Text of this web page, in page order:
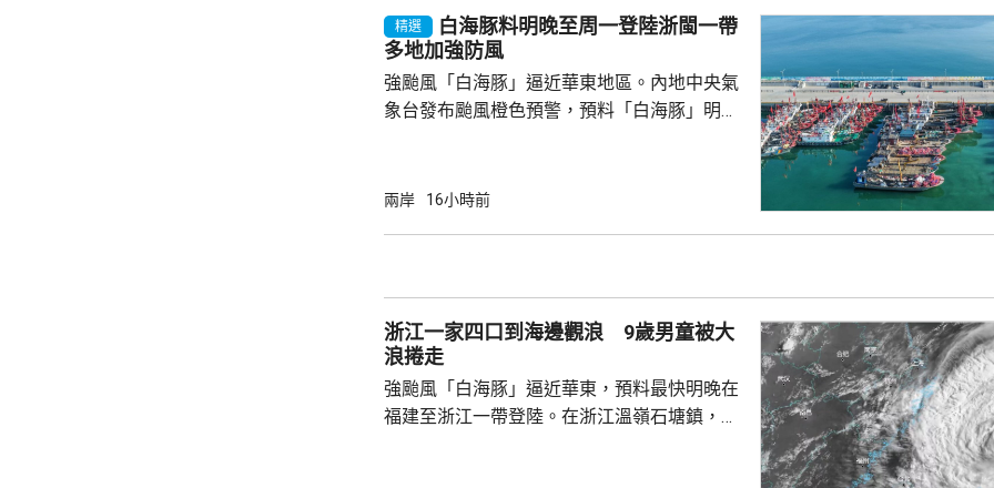
市亦超過170毫米，預料北部地區雨勢要到今
晚過後才會緩和。 目前只有連江縣和桃園市的
復興區停工停課，網上有民眾批評...
精選
白海豚料明晚至周一登陸浙閩一帶
多地加強防風
強颱風「白海豚」逼近華東地區。內地中央氣
象台發布颱風橙色預警，預料「白海豚」明晚
級，陣風15至17級；浙江、上海、江蘇等地，
400毫米，浙江東部局部更將超過600毫米。
上海市氣象台指，「白海豚...
兩岸 16小時前
浙江一家四口到海邊觀浪 9歲男童被大
浪捲走
強颱風「白海豚」逼近華東，預料最快明晚在
福建至浙江一帶登陸。在浙江溫嶺石塘鎮，有